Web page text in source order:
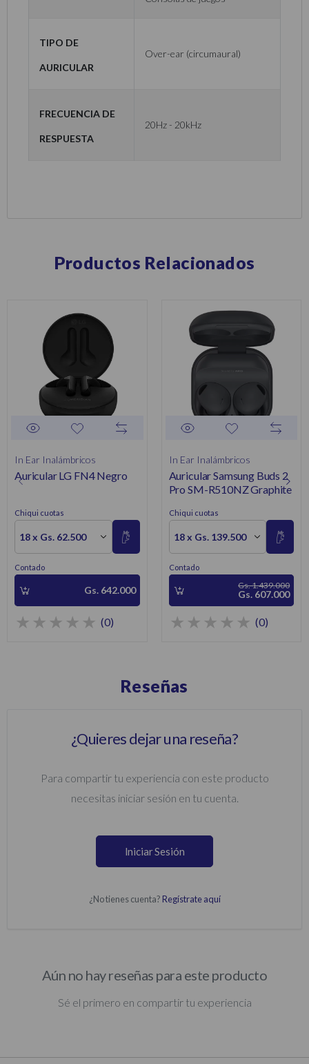
Tipo de
Auricular
Over-ear (circumaural)
Frecuencia de
respuesta
20Hz - 20kHz
Productos Relacionados
In Ear Inalámbricos
Auricular LG FN4 Negro
Chiqui cuotas
18 x Gs. 62.500
Contado
Gs. 642.000
(0)
In Ear Inalámbricos
Auricular Samsung Buds 2
Pro SM-R510NZ Graphite
Chiqui cuotas
18 x Gs. 139.500
Contado
Gs. 1.439.000
Gs. 607.000
(0)
Reseñas
¿Quieres dejar una reseña?
Para compartir tu experiencia con este producto
necesitas iniciar sesión en tu cuenta.
Iniciar Sesión
¿No tienes cuenta? Regístrate aquí
Aún no hay reseñas para este producto
Sé el primero en compartir tu experiencia